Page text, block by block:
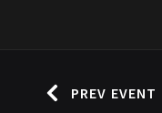
PREV EVENT